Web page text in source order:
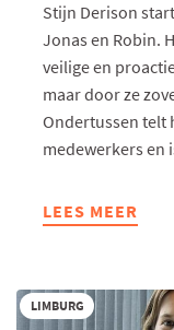
Stijn Derison
Jonas en Robin.
veilige en
maar door ze
Ondertussen telt
medewerkers en
LEES MEER
ABOUT
DE
KRACHT
LIMBURG